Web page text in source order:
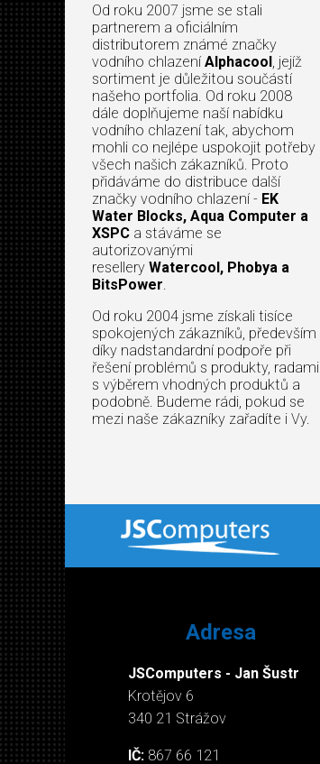
Od roku 2007 jsme se stali
partnerem a oficiálním
distributorem známé značky
vodního chlazení Alphacool, jejíž
sortiment je důležitou součástí
našeho portfolia. Od roku 2008
dále doplňujeme naší nabídku
vodního chlazení tak, abychom
mohli co nejlépe uspokojit potřeby
všech našich zákazníků. Proto
přidáváme do distribuce další
značky vodního chlazení - EK
Water Blocks, Aqua Computer a
XSPC a stáváme se
autorizovanými
resellery Watercool, Phobya a
BitsPower.
Od roku 2004 jsme získali tisíce
spokojených zákazníků, především
díky nadstandardní podpoře při
řešení problémů s produkty, radami
s výběrem vhodných produktů a
podobně. Budeme rádi, pokud se
mezi naše zákazníky zařadíte i Vy.
Adresa
JSComputers - Jan Šustr
Krotějov 6
340 21 Strážov
IČ: 867 66 121